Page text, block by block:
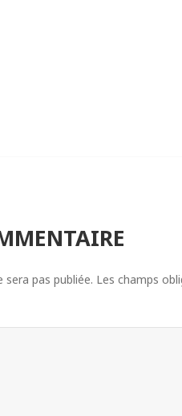
sera pas publiée. Les champs